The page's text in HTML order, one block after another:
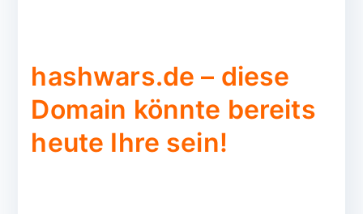
hashwars.de – diese
Domain könnte bereits
heute Ihre sein!